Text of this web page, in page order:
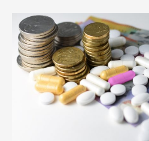
Áruba
bocsátott
mentális
egészségünk